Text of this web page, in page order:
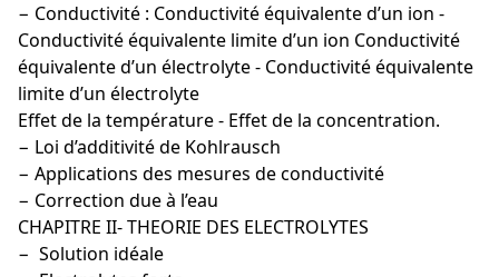
− Conductivité : Conductivité équivalente d’un ion -
Conductivité équivalente limite d’un ion Conductivité
équivalente d’un électrolyte - Conductivité équivalente
limite d’un électrolyte
Effet de la température - Effet de la concentration.
− Loi d’additivité de Kohlrausch
− Applications des mesures de conductivité
− Correction due à l’eau
CHAPITRE II- THEORIE DES ELECTROLYTES
− Solution idéale